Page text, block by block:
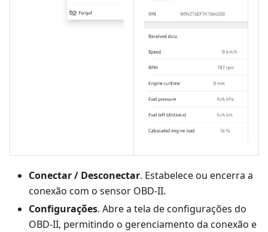
Conectar / Desconectar. Estabelece ou encerra a
conexão com o sensor OBD-II.
Configurações. Abre a tela de configurações do
OBD-II, permitindo o gerenciamento da conexão e